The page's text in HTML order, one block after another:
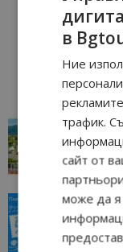
в
Ние
трафик.
сайт от
може да я